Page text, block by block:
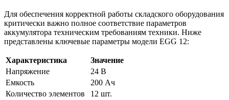
Для обеспечения корректной работы складского оборудования
критически важно полное соответствие параметров
аккумулятора техническим требованиям техники. Ниже
представлены ключевые параметры модели EGG 12:
Характеристика
Значение
Напряжение
24 В
Емкость
200 Ач
Количество элементов
12 шт.